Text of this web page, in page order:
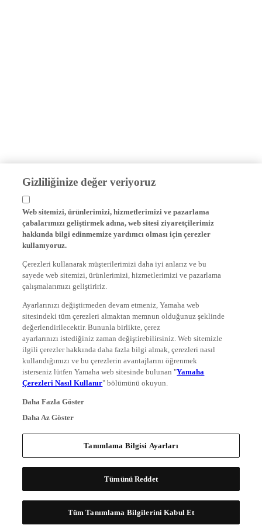
Gizliliğinize değer veriyoruz
Web sitemizi, ürünlerimizi, hizmetlerimizi ve pazarlama
çabalarımızı geliştirmek adına, web sitesi ziyaretçilerimiz
hakkında bilgi edinmemize yardımcı olması için çerezler
kullanıyoruz.
Çerezleri kullanarak müşterilerimizi daha iyi anlarız ve bu
sayede web sitemizi, ürünlerimizi, hizmetlerimizi ve pazarlama
çalışmalarımızı geliştiririz.
Ayarlarınızı değiştirmeden devam etmeniz, Yamaha web
sitesindeki tüm çerezleri almaktan memnun olduğunuz şeklinde
değerlendirilecektir. Bununla birlikte, çerez
ayarlarınızı istediğiniz zaman değiştirebilirsiniz. Web sitemizle
ilgili çerezler hakkında daha fazla bilgi almak, çerezleri nasıl
kullandığımızı ve bu çerezlerin avantajlarını öğrenmek
isterseniz lütfen Yamaha web sitesinde bulunan "Yamaha
Çerezleri Nasıl Kullanır" bölümünü okuyun.
Daha Fazla Göster
Daha Az Göster
Tanımlama Bilgisi Ayarları
Tümünü Reddet
Tüm Tanımlama Bilgilerini Kabul Et